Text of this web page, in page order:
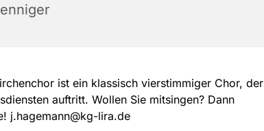
ist ein klassisch vierstimmiger Chor, der
auftritt. Wollen Sie mitsingen? Dann
j.hagemann@kg-lira.de